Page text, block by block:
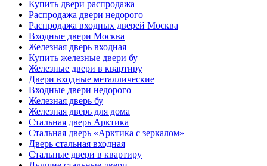
Купить двери распродажа
Распродажа двери недорого
Распродажа входных дверей Москва
Входные двери Москва
Железная дверь входная
Купить железные двери бу
Железные двери в квартиру
Двери входные металлические
Входные двери недорого
Железная дверь бу
Железная дверь для дома
Стальная дверь Арктика
Стальная дверь «Арктика с зеркалом»
Дверь стальная входная
Стальные двери в квартиру